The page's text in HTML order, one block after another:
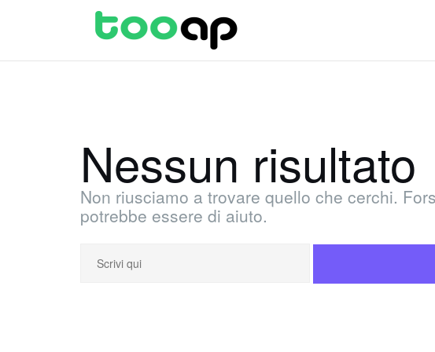
Nessun risultato
Non riusciamo a trovare quello che cerchi.
potrebbe essere di aiuto.
Cerca: